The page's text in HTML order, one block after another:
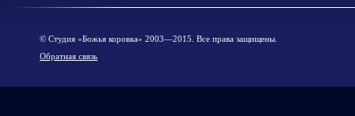
© Cтудия «Божья коровка» 2003—2015. Все права защищены.
Обратная связь